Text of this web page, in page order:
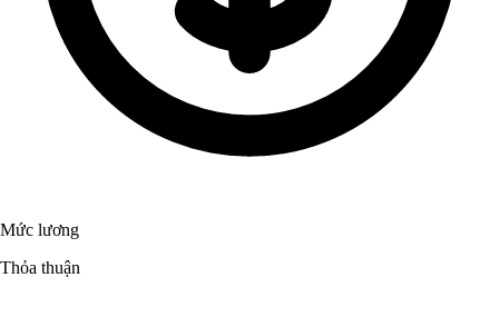
Mức lương
Thỏa thuận